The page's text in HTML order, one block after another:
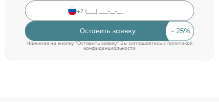
Оставить заявку
Нажимая на кнопку "Оставить заявку" Вы соглашаетесь c политикой
конфиденциальности